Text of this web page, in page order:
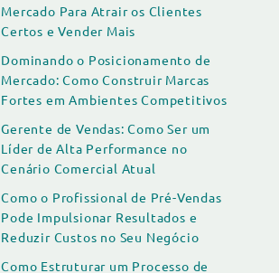
Mercado Para Atrair os Clientes
Certos e Vender Mais
Dominando o Posicionamento de
Mercado: Como Construir Marcas
Fortes em Ambientes Competitivos
Gerente de Vendas: Como Ser um
Líder de Alta Performance no
Cenário Comercial Atual
Como o Profissional de Pré-Vendas
Pode Impulsionar Resultados e
Reduzir Custos no Seu Negócio
Como Estruturar um Processo de